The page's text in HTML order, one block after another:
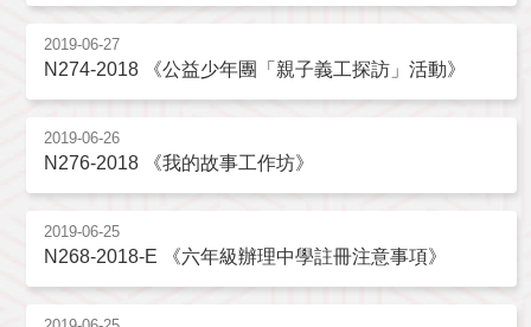
2019-06-27
N274-2018 《公益少年團「親子義工探訪」活動》
2019-06-26
N276-2018 《我的故事工作坊》
2019-06-25
N268-2018-E 《六年級辦理中學註冊注意事項》